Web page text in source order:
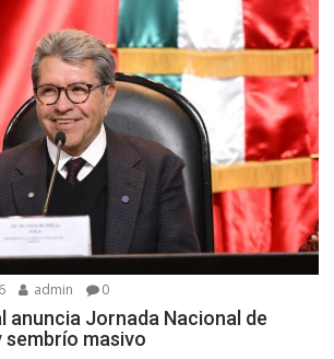
admin 0
anuncia Jornada Nacional de
masivo